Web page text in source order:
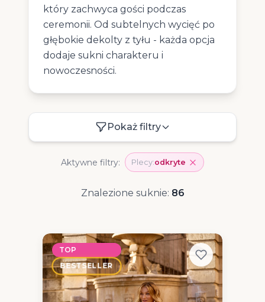
który zachwyca gości podczas
ceremonii. Od subtelnych wycięć po
głębokie dekolty z tyłu - każda opcja
dodaje sukni charakteru i
nowoczesności.
Pokaż filtry
Aktywne filtry: Plecy:odkryte
Znalezione suknie: 86
TOP
BESTSELLER